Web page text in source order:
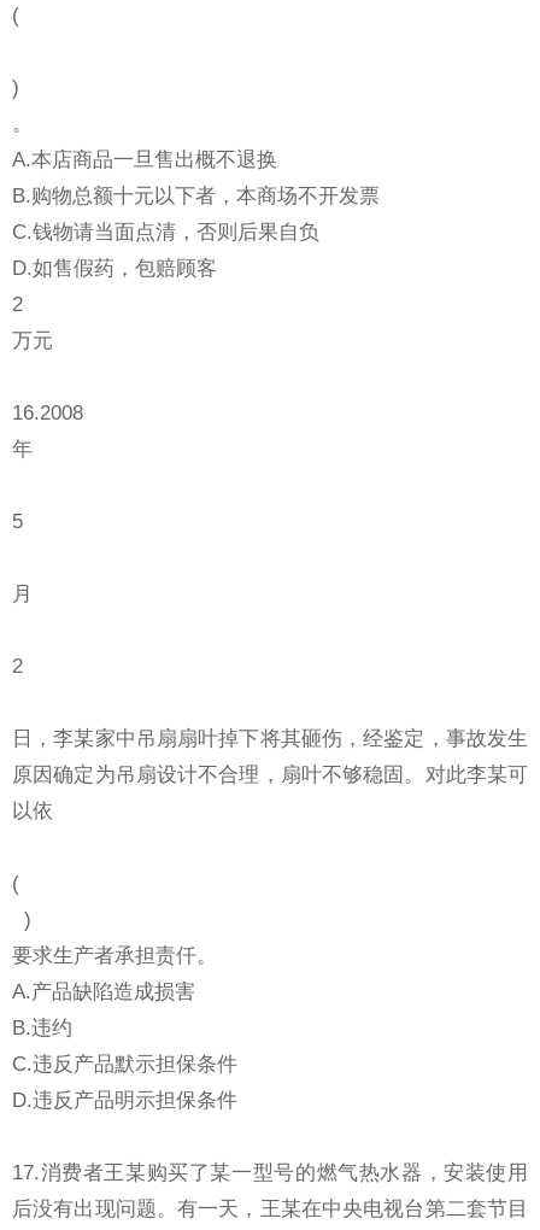
(
)
。
A.本店商品一旦售出概不退换
B.购物总额十元以下者，本商场不开发票
C.钱物请当面点清，否则后果自负
D.如售假药，包赔顾客
2
万元
16.2008
年
5
月
2
日，李某家中吊扇扇叶掉下将其砸伤，经鉴定，事故发生
原因确定为吊扇设计不合理，扇叶不够稳固。对此李某可
以依
(
)
要求生产者承担责仟。
A.产品缺陷造成损害
B.违约
C.违反产品默示担保条件
D.违反产品明示担保条件
17.消费者王某购买了某一型号的燃气热水器，安装使用
后没有出现问题。有一天，王某在中央电视台第二套节目